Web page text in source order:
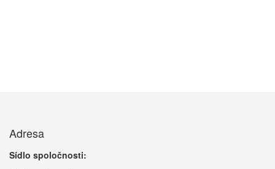
Adresa
Sídlo spoločnosti: